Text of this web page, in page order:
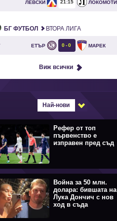
ЛЕВСКИ 21 15
БГ ФУТБОЛ ВТОРА ЛИГА
ЕТЪР 0 0 МАРЕК
Виж всички
Най-нови
Рефер от топ
първенство е
изправен пред съд
Война за 50 млн.
долара: бившата на
Лука Дончич с нов
ход в съда